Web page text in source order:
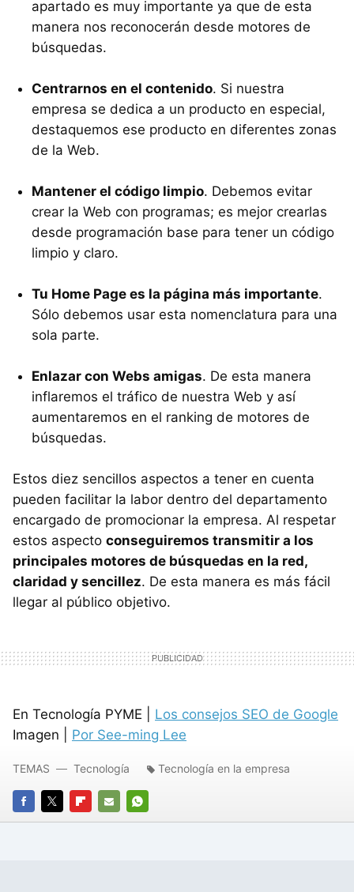
apartado es muy importante ya que de esta
manera nos reconocerán desde motores de
búsquedas.
Centrarnos en el contenido. Si nuestra
empresa se dedica a un producto en especial,
destaquemos ese producto en diferentes zonas
de la Web.
Mantener el código limpio. Debemos evitar
crear la Web con programas; es mejor crearlas
desde programación base para tener un código
limpio y claro.
Tu Home Page es la página más importante.
Sólo debemos usar esta nomenclatura para una
sola parte.
Enlazar con Webs amigas. De esta manera
inflaremos el tráfico de nuestra Web y así
aumentaremos en el ranking de motores de
búsquedas.
Estos diez sencillos aspectos a tener en cuenta
pueden facilitar la labor dentro del departamento
encargado de promocionar la empresa. Al respetar
estos aspecto conseguiremos transmitir a los
principales motores de búsquedas en la red,
claridad y sencillez. De esta manera es más fácil
llegar al público objetivo.
En Tecnología PYME Los consejos SEO de Google
Imagen | Por See-ming Lee
FACEBOOK
TWITTERFLIPBOARD
E-
WHATSAPP
TEMAS Tecnología Tecnología en la empresa